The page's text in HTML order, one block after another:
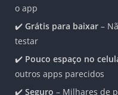
o app
✔️ Grátis para baixar –
testar
✔️ Pouco espaço no
outros apps parecidos
✔️ Seguro – Milhares de